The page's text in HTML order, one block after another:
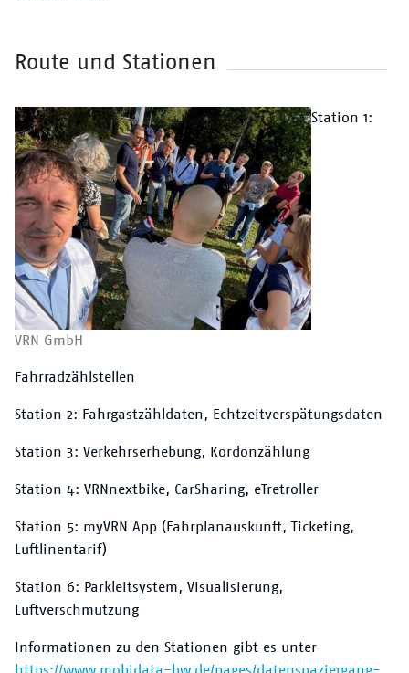
Überschrift
Route und Stationen
VRN GmbH
Text Station 1:
Fahrradzählstellen
Station 2: Fahrgastzähldaten, Echtzeitverspätungsdaten
Station 3: Verkehrserhebung, Kordonzählung
Station 4: VRNnextbike, CarSharing, eTretroller
Station 5: myVRN App (Fahrplanauskunft, Ticketing,
Luftlinentarif)
Station 6: Parkleitsystem, Visualisierung,
Luftverschmutzung
Informationen zu den Stationen gibt es unter